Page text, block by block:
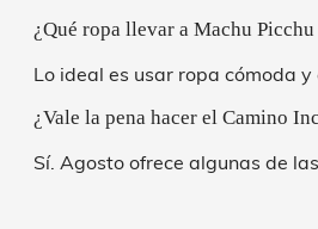
¿Qué ropa llevar a Machu Picchu
Lo ideal es usar ropa cómoda
¿Vale la pena hacer el Camino
Sí. Agosto ofrece algunas de